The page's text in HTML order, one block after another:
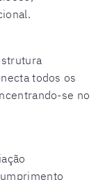
todos os
se no